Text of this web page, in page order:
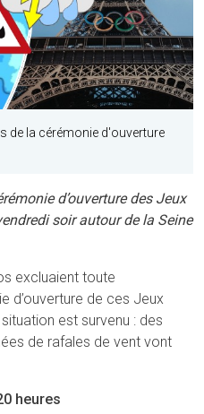
de la cérémonie d'ouverture
d’ouverture des Jeux
soir autour de la Seine
excluaient toute
d’ouverture de ces Jeux
est survenu : des
de rafales de vent vont
heures